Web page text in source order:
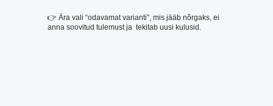
👉 Ära vali “odavamat varianti”, mis jääb nõrgaks, ei
anna soovitud tulemust ja tekitab uusi kulusid.